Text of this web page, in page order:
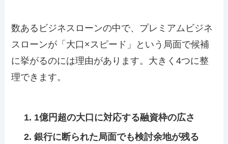
数あるビジネスローンの中で、プレミアムビジネ
スローンが「大口×スピード」という局面で候補
に挙がるのには理由があります。大きく4つに整
理できます。
1億円超の大口に対応する融資枠の広さ
銀行に断られた局面でも検討余地が残る